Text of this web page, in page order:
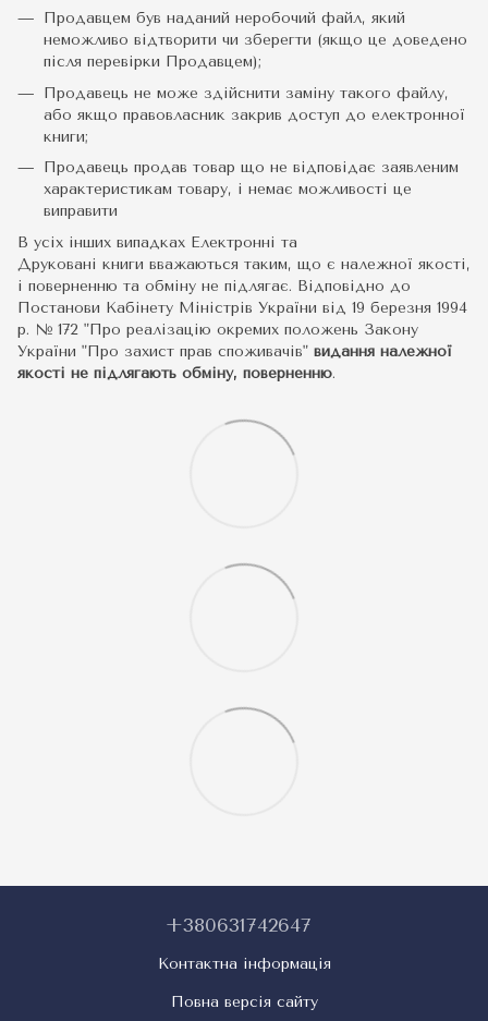
Продавцем був наданий неробочий файл, який
неможливо відтворити чи зберегти (якщо це доведено
після перевірки Продавцем);
Продавець не може здійснити заміну такого файлу,
або якщо правовласник закрив доступ до електронної
книги;
Продавець продав товар що не відповідає заявленим
характеристикам товару, і немає можливості це
виправити
В усіх інших випадках Електронні та
Друковані книги вважаються таким, що є належної якості,
і поверненню та обміну не підлягає. Відповідно до
Постанови Кабінету Міністрів України від 19 березня 1994
р. № 172 "Про реалізацію окремих положень Закону
України "Про захист прав споживачів" видання належної
якості не підлягають обміну, поверненню.
+380631742647
Контактна інформація
Повна версія сайту